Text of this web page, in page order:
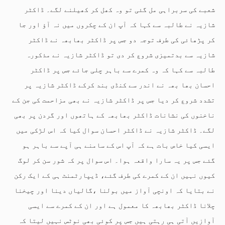
شعبے کی سربراہی مل گئی تو وہ کھل کر کھیلنے لگے۔ ڈاکٹر
شازیہ نے طالبہ سے کہا کہ آپ ان کے چکروں میں نہ آؤ اور جا
کر پڑھائی کی طرف توجہ دو جس پر ڈاکٹر بھابھہ نے ڈاکٹر
شازیہ سے بدتمیزی شروع کر دی تو ڈاکٹر شازیہ نے مذکورہ
طالبہ سے کہا کہ وہ کمرے سے باہر چلی جائے جس پر ڈاکٹر
احسان بھا بھہ نے اندر سے کنڈی بند کرکے ڈاکٹر شازیہ پر
تشدد شروع کر دیا جس پر ڈاکٹر شازیہ نے بھی مزاحمت کی جن کے
ناخنوں کی نشانات ڈاکٹر بھابھہ کے ہاتھوں اور گردن پر بھی
لگے۔ ڈاکٹر شازیہ نے ڈاکٹر احسان سوال کیا کہ اس لڑکی میں
ایسی کیا خاص بات ہے کہ آپ اس کے سامنے ہی آپے سے باہر ہو
گئے جس پر یہ سارا واقعہ ہوا۔ اس سوال پر کہ شور سن کر لوگ
کیوں نہیں ان کے کمرے کی طرف گئے، ڈیپارٹمنٹ ہی کے ایک رکن
نے بتایا کہ اونچی آواز میں بولنا ،گالیاں دینا اور چیخنا
چلانا ڈاکٹر بھابھہ کا معمول ہے اور ان کے کمرے سے ایسی
آوازیں آتی ہی رہتی ہیں جس پر کوئی بھی نوٹس نہیں لیتا کہ